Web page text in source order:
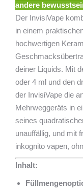
andere
Der InvisiVape
in einem
hochwertigen
deiner Liquids. Mit
oder 4 ml und den
der InvisiVape die
Mehrweggeräts in
seines
unauffällig, und mit
inkognito vapen,
Inhalt: